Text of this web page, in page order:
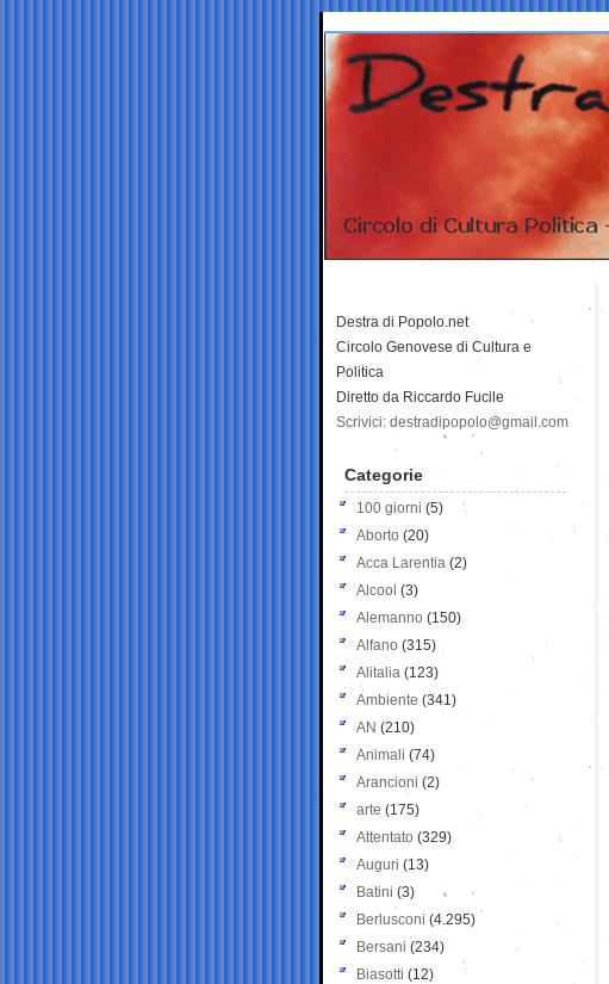
Destra di Popolo.net
Circolo Genovese di Cultura e
Politica
Diretto da Riccardo Fucile
Scrivici: destradipopolo@gmail.com
Categorie
100 giorni (5)
Aborto (20)
Acca Larentia (2)
Alcool (3)
Alemanno (150)
Alfano (315)
Alitalia (123)
Ambiente (341)
AN (210)
Animali (74)
Arancioni (2)
arte (175)
Attentato (329)
Auguri (13)
Batini (3)
Berlusconi (4.295)
Bersani (234)
Biasotti (12)